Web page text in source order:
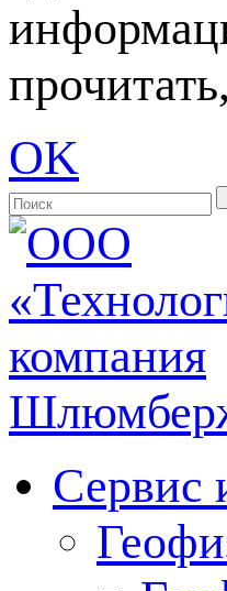
OK
Сервис